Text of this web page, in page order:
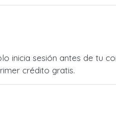
inicia sesión antes de tu
crédito gratis.